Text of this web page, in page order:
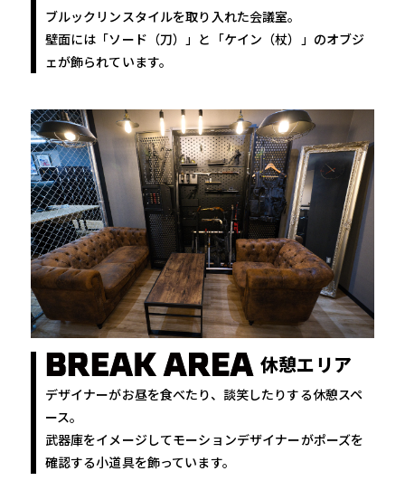
ブルックリンスタイルを取り入れた会議室。
壁面には「ソード（刀）」と「ケイン（杖）」のオブジ
ェが飾られています。
休憩エリア
デザイナーがお昼を食べたり、談笑したりする休憩スペ
ース。
武器庫をイメージしてモーションデザイナーがポーズを
確認する小道具を飾っています。